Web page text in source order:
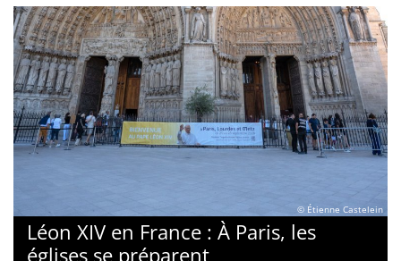
© Étienne Castelein
Léon XIV en France : À Paris, les
églises se préparent